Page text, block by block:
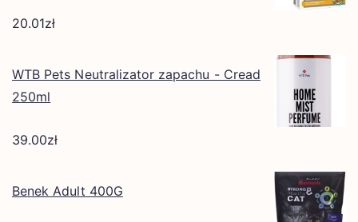
20.01zł
WTB Pets Neutralizator zapachu - Cread
250ml
39.00zł
Benek Adult 400G